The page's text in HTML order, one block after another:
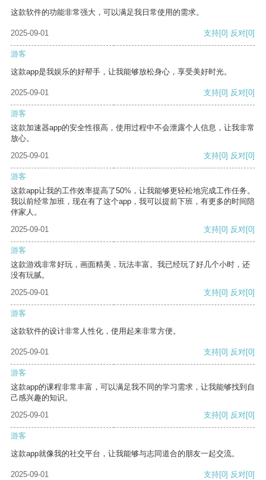
这款软件的功能非常强大，可以满足我日常使用的需求。
2025-09-01 支持[0] 反对[0]
游客
这款app是我娱乐的好帮手，让我能够放松身心，享受美好时光。
2025-09-01 支持[0] 反对[0]
游客
这款加速器app的安全性很高，使用过程中不会泄露个人信息，让我非常
放心。
2025-09-01
支持[0] 反对[0]
游客
这款app让我的工作效率提高了50%，让我能够更轻松地完成工作任务。
我以前经常加班，现在有了这个app，我可以提前下班，有更多的时间陪
伴家人。
2025-09-01
支持[0] 反对[0]
游客
这款游戏非常好玩，画面精美，玩法丰富。我已经玩了好几个小时，还
没有玩腻。
2025-09-01
支持[0] 反对[0]
游客
这款软件的设计非常人性化，使用起来非常方便。
2025-09-01 支持[0] 反对[0]
游客
这款app的课程非常丰富，可以满足我不同的学习需求，让我能够找到自
己感兴趣的知识。
2025-09-01
支持[0] 反对[0]
游客
这款app就像我的社交平台，让我能够与志同道合的朋友一起交流。
2025-09-01 支持[0] 反对[0]